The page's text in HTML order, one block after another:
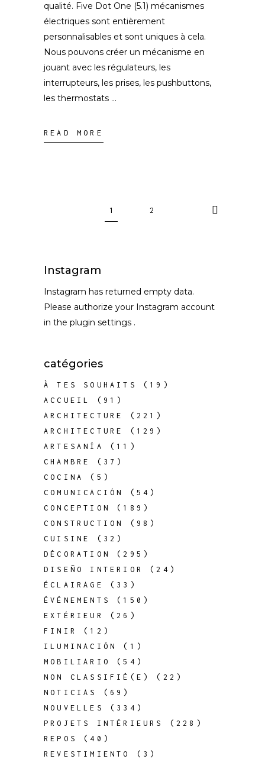
qualité. Five Dot One (5.1) mécanismes
électriques sont entièrement
personnalisables et sont uniques à cela.
Nous pouvons créer un mécanisme en
jouant avec les régulateurs, les
interrupteurs, les prises, les pushbuttons,
les thermostats
READ MORE
1 2
Instagram
Instagram has returned empty data.
Please authorize your Instagram account
in the plugin settings .
catégories
À TES SOUHAITS
(19)
ACCUEIL
(91)
ARCHITECTURE
(221)
ARCHITECTURE
(129)
ARTESANÍA
(11)
CHAMBRE
(37)
COCINA
(5)
COMUNICACIÓN
(54)
CONCEPTION
(189)
CONSTRUCTION
(98)
CUISINE
(32)
DÉCORATION
(295)
DISEÑO INTERIOR
(24)
ÉCLAIRAGE
(33)
ÉVÉNEMENTS
(150)
EXTÉRIEUR
(26)
FINIR
(12)
ILUMINACIÓN
(1)
MOBILIARIO
(54)
NON CLASSIFIÉ(E)
(22)
NOTICIAS
(69)
NOUVELLES
(334)
PROJETS INTÉRIEURS
(228)
REPOS
(40)
REVESTIMIENTO
(3)